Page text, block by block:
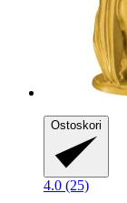
Ostoskori
4.0 (25)